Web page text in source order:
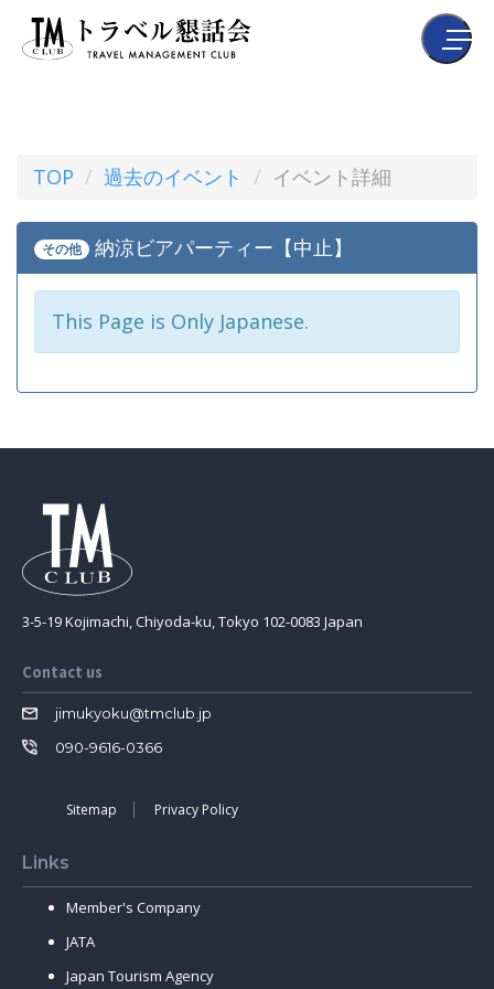
TOP 過去のイベント イベント詳細
その他 納涼ビアパーティー【中止】
This Page is Only Japanese.
3-5-19 Kojimachi, Chiyoda-ku, Tokyo 102-0083 Japan
Contact us
jimukyoku@tmclub.jp
090-9616-0366
Sitemap Privacy Policy
Links
Member's Company
JATA
Japan Tourism Agency